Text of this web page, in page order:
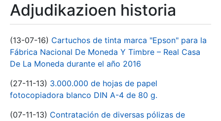
Adjudikazioen historia
(13-07-16) Cartuchos de tinta marca "Epson" para la
Fábrica Nacional De Moneda Y Timbre – Real Casa
De La Moneda durante el año 2016
(27-11-13) 3.000.000 de hojas de papel
fotocopiadora blanco DIN A-4 de 80 g.
(07-11-13) Contratación de diversas pólizas de